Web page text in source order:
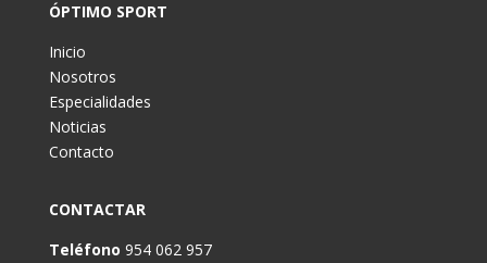
ÓPTIMO SPORT
Inicio
Nosotros
Especialidades
Noticias
Contacto
CONTACTAR
Teléfono 954 062 957